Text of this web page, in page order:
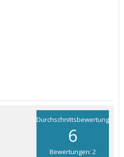
Durchschnittsbewertung
6
Bewertungen: 2